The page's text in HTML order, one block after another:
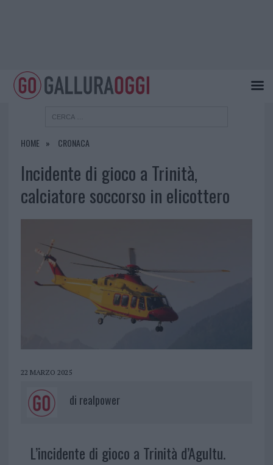
HOME CRONACA
Incidente di gioco a Trinità,
calciatore soccorso in elicottero
22 MARZO 2025
di realpower
L’incidente di gioco a Trinità d’Agultu.